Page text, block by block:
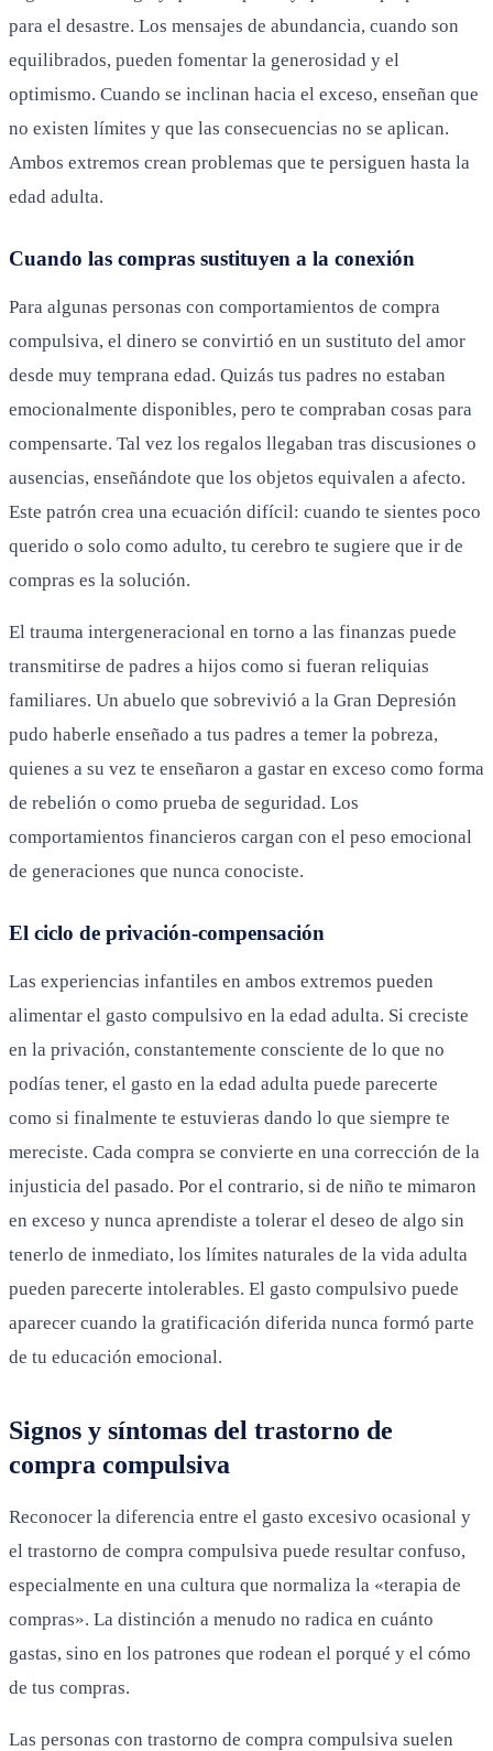
para el desastre. Los mensajes de abundancia, cuando son
equilibrados, pueden fomentar la generosidad y el
optimismo. Cuando se inclinan hacia el exceso, enseñan que
no existen límites y que las consecuencias no se aplican.
Ambos extremos crean problemas que te persiguen hasta la
edad adulta.
Cuando las compras sustituyen a la conexión
Para algunas personas con comportamientos de compra
compulsiva, el dinero se convirtió en un sustituto del amor
desde muy temprana edad. Quizás tus padres no estaban
emocionalmente disponibles, pero te compraban cosas para
compensarte. Tal vez los regalos llegaban tras discusiones o
ausencias, enseñándote que los objetos equivalen a afecto.
Este patrón crea una ecuación difícil: cuando te sientes poco
querido o solo como adulto, tu cerebro te sugiere que ir de
compras es la solución.
El trauma intergeneracional en torno a las finanzas puede
transmitirse de padres a hijos como si fueran reliquias
familiares. Un abuelo que sobrevivió a la Gran Depresión
pudo haberle enseñado a tus padres a temer la pobreza,
quienes a su vez te enseñaron a gastar en exceso como forma
de rebelión o como prueba de seguridad. Los
comportamientos financieros cargan con el peso emocional
de generaciones que nunca conociste.
El ciclo de privación-compensación
Las experiencias infantiles en ambos extremos pueden
alimentar el gasto compulsivo en la edad adulta. Si creciste
en la privación, constantemente consciente de lo que no
podías tener, el gasto en la edad adulta puede parecerte
como si finalmente te estuvieras dando lo que siempre te
mereciste. Cada compra se convierte en una corrección de la
injusticia del pasado. Por el contrario, si de niño te mimaron
en exceso y nunca aprendiste a tolerar el deseo de algo sin
tenerlo de inmediato, los límites naturales de la vida adulta
pueden parecerte intolerables. El gasto compulsivo puede
aparecer cuando la gratificación diferida nunca formó parte
de tu educación emocional.
Signos y síntomas del trastorno de
compra compulsiva
Reconocer la diferencia entre el gasto excesivo ocasional y
el trastorno de compra compulsiva puede resultar confuso,
especialmente en una cultura que normaliza la «terapia de
compras». La distinción a menudo no radica en cuánto
gastas, sino en los patrones que rodean el porqué y el cómo
de tus compras.
Las personas con trastorno de compra compulsiva suelen